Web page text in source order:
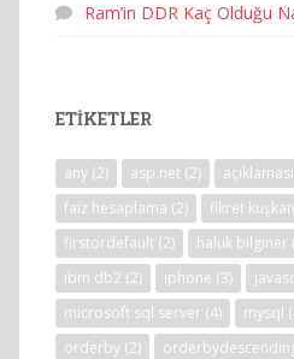
Ram’in DDR Kaç Olduğu
ETIKETLER
any (2) asp.net (2) açıklaması
faiz hesaplama (2) fikret kuşkan
firstordefault (2) haluk bilginer
ibm db2 (2) iphone (3)
microsoft sql server (4) mysql
orderby (2)